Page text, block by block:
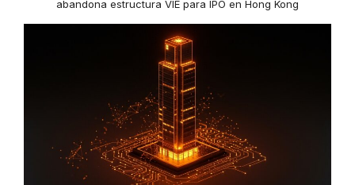
abandona estructura VIE para IPO en Hong Kong